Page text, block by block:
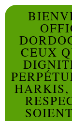
CEUX
HARKIS,